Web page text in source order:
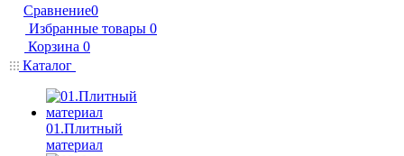
Сравнение0
Избранные товары 0
Корзина 0
Каталог
01.Плитный
материал